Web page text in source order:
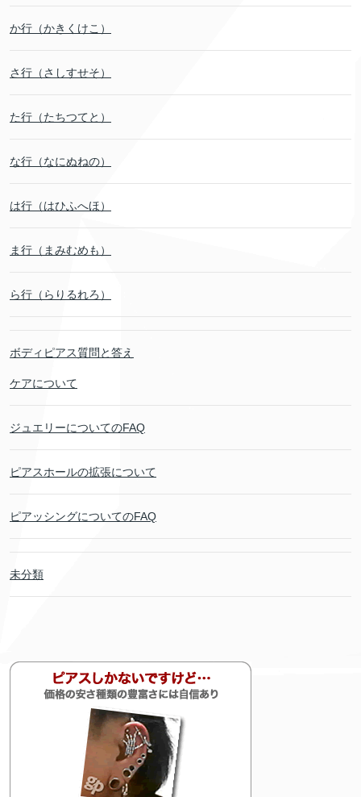
か行（かきくけこ）
さ行（さしすせそ）
た行（たちつてと）
な行（なにぬねの）
は行（はひふへほ）
ま行（まみむめも）
ら行（らりるれろ）
ボディピアス質問と答え
ケアについて
ジュエリーについてのFAQ
ピアスホールの拡張について
ピアッシングについてのFAQ
未分類